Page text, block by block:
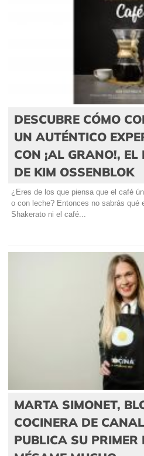
DESCUBRE CÓMO
UN AUTÉNTICO
CON ¡AL GRANO!, EL
DE KIM OSSENBLOK
¿Eres de los que piensa que el café
o con leche? Entonces no sabrás qué
Shakerato ni el café...
MARTA SIMONET,
COCINERA DE
PUBLICA SU PRIMER